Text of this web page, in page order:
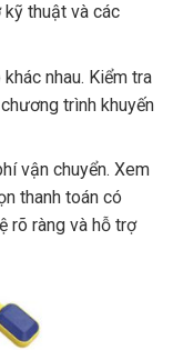
thuật và các
nhau. Kiểm tra
trình khuyến
vận chuyển. Xem
thanh toán có
rõ ràng và hỗ trợ